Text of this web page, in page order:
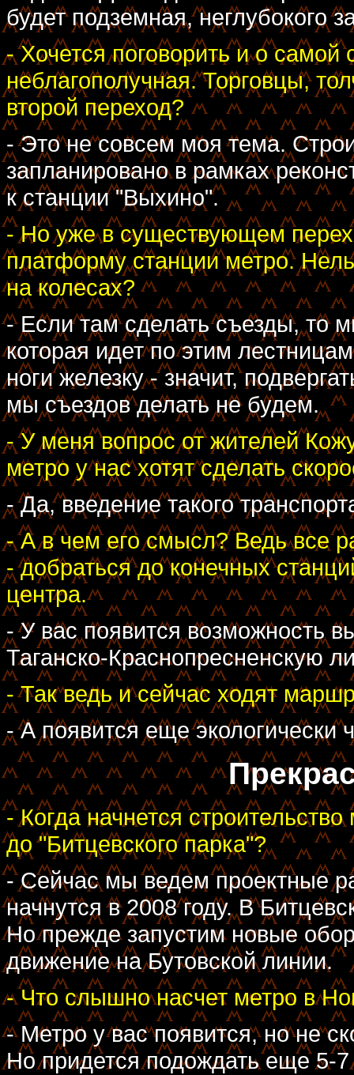
будет подземная, неглубокого
- Хочется поговорить и о
неблагополучная. Торговцы,
второй переход?
- Это не совсем моя тема.
запланировано в рамках
к станции "Выхино".
- Но уже в существующем
платформу станции метро.
на колесах?
- Если там сделать съезды, то
которая идет по этим
ноги железку - значит,
мы съездов делать не будем.
- У меня вопрос от жителей
метро у нас хотят сделать
- Да, введение такого
- А в чем его смысл? Ведь все
- добраться до конечных
центра.
- У вас появится возможность
Таганско-Краснопресненскую
- Так ведь и сейчас ходят
- А появится еще экологически
- Когда начнется
до "Битцевского парка"?
- Сейчас мы ведем проектные
начнутся в 2008 году. В
Но прежде запустим новые
движение на Бутовской линии.
- Что слышно насчет метро в
- Метро у вас появится, но не
Но придется подождать еще 5-7